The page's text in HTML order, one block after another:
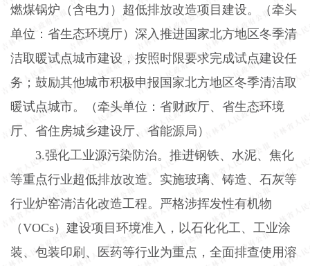
燃煤锅炉（含电力）超低排放改造项目建设。（牵头
单位：省生态环境厅）深入推进国家北方地区冬季清
洁取暖试点城市建设，按照时限要求完成试点建设任
务；鼓励其他城市积极申报国家北方地区冬季清洁取
暖试点城市。（牵头单位：省财政厅、省生态环境
厅、省住房城乡建设厅、省能源局）
3.强化工业源污染防治。推进钢铁、水泥、焦化
等重点行业超低排放改造。实施玻璃、铸造、石灰等
行业炉窑清洁化改造工程。严格涉挥发性有机物
（VOCs）建设项目环境准入，以石化化工、工业涂
装、包装印刷、医药等行业为重点，全面排查使用溶